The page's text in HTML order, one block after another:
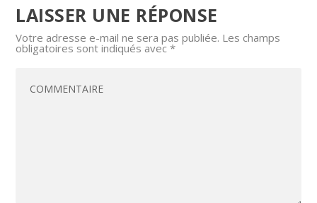
LAISSER UNE RÉPONSE
Votre adresse e-mail ne sera pas publiée. Les champs
obligatoires sont indiqués avec*